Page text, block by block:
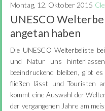
Montag, 12. Oktober 2015
UNESCO
angetan haben
Die UNESCO Welterbeliste
und Natur uns
beeindruckend bleiben, gibt
fließen lässt und Touristen
kommt eine Auswahl der
der vergangenen Jahre am